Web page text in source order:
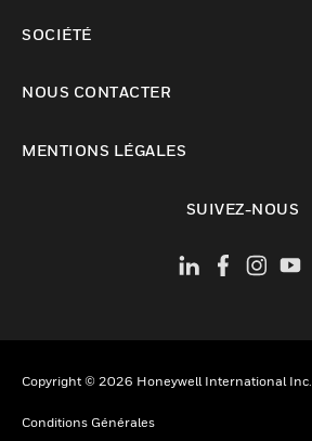
SOCIÉTÉ
NOUS CONTACTER
MENTIONS LÉGALES
SUIVEZ-NOUS
Copyright © 2026 Honeywell International Inc.
Conditions Générales